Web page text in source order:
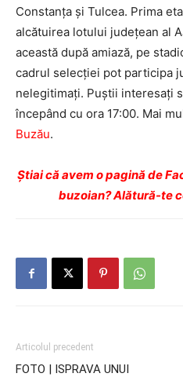
Constanţa şi Tulcea. Prima
alcătuirea lotului judeţean al
această după amiază, pe
cadrul selecţiei pot participa
nelegitimaţi. Puştii interesaţi
începând cu ora 17:00. Mai
Buzău.
Ştiai că avem o pagină de
buzoian? Alătură-te
Articolul precedent
FOTO | ISPRAVA UNUI